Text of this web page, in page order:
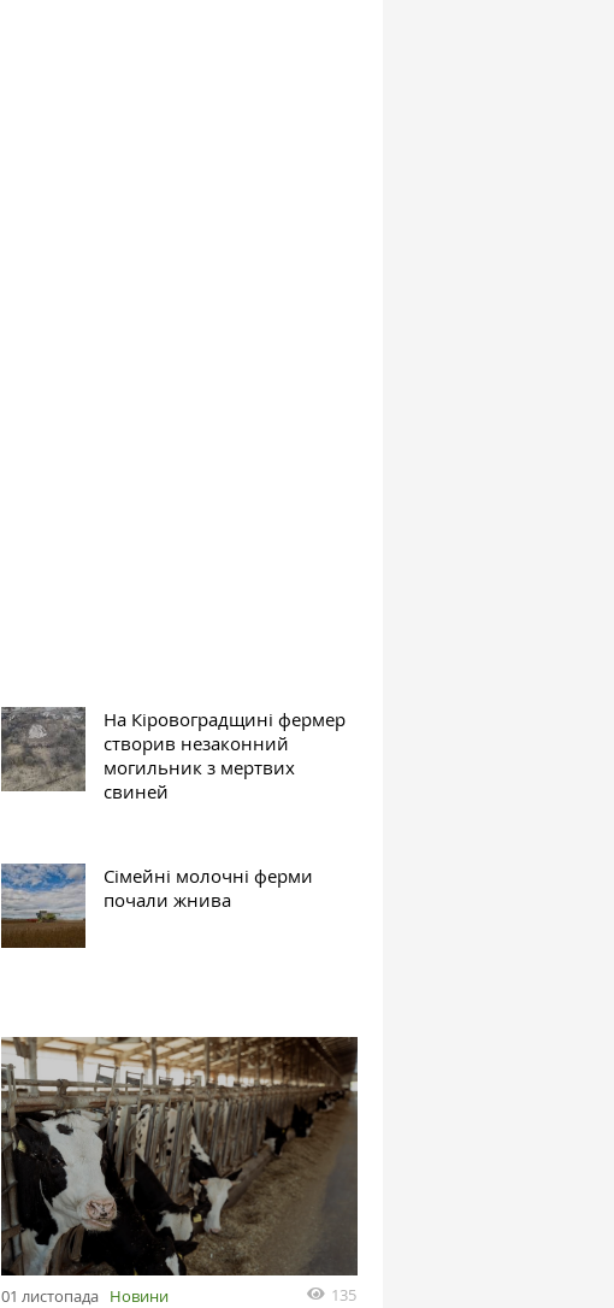
На Кіровоградщині фермер
створив незаконний
могильник з мертвих
свиней
Сімейні молочні ферми
почали жнива
01 листопада Новини 135